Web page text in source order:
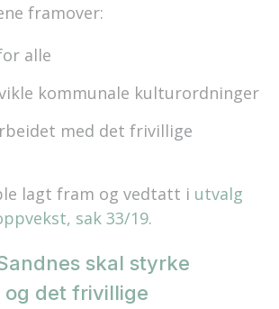
framover:
alle
kommunale kulturordninger
med det frivillige
lagt fram og vedtatt i utvalg
sak 33/19.
skal styrke
det frivillige